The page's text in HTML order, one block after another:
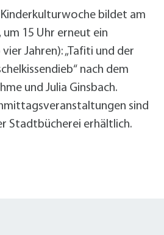
Kinderkulturwoche bildet am
um 15 Uhr erneut ein
Jahren): „Tafiti und der
nach dem
und Julia Ginsbach.
sind
Stadtbücherei erhältlich.